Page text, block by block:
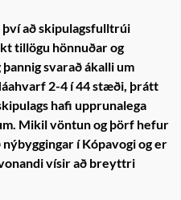
að skipulagsfulltrúi
tillögu hönnuðar og
svarað ákalli um
2-4 í 44 stæði, þrátt
hafi upprunalega
Mikil vöntun og þörf hefur
í Kópavogi og er
vísir að breyttri